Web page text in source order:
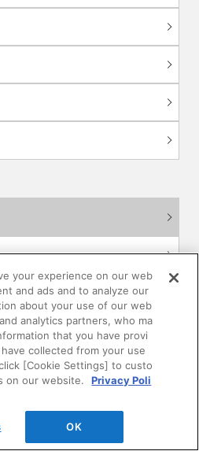
ション
your experience on our web
and ads and to analyze our
about your use of our web
analytics partners, who ma
that you have provi
collected from your use
[Cookie Settings] to custo
on our website.
Privacy Poli
OK